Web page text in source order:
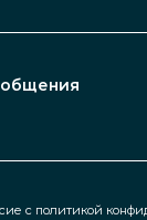
с политикой